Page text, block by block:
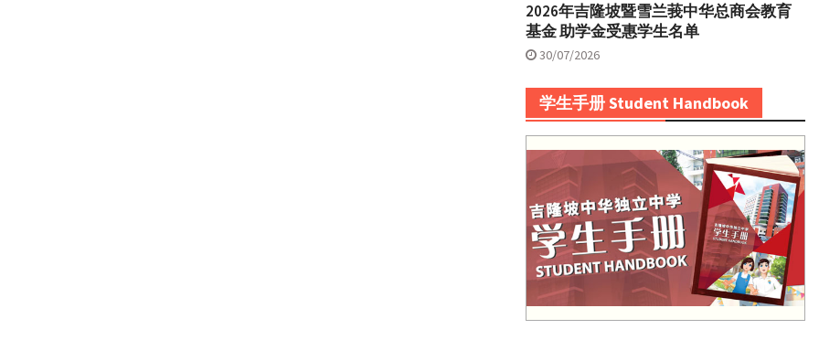
2026年吉隆坡暨雪兰莪中华总商会教育
基金 助学金受惠学生名单
30/07/2026
学生手册 Student Handbook